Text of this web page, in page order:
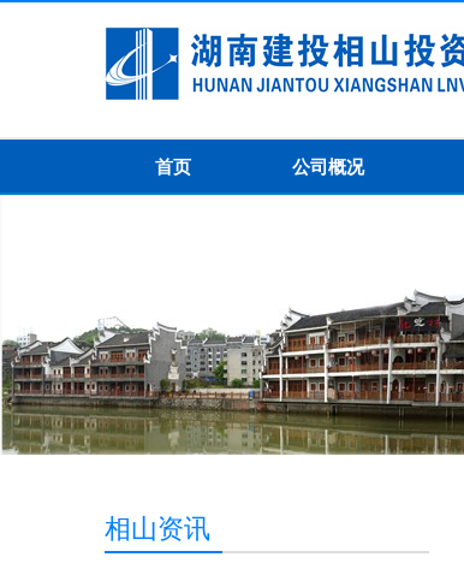
首页 公司概况
相山资讯